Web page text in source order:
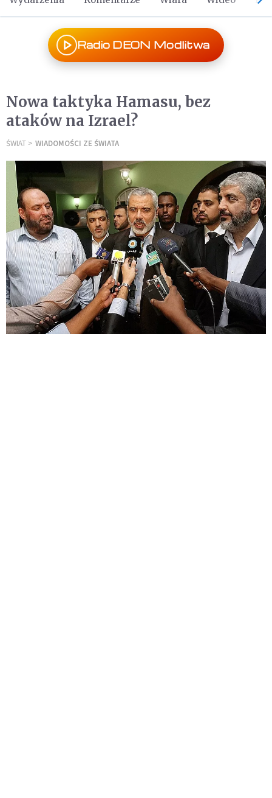
Radio DEON Modlitwa
Nowa taktyka Hamasu, bez
ataków na Izrael?
ŚWIAT WIADOMOŚCI ZE ŚWIATA